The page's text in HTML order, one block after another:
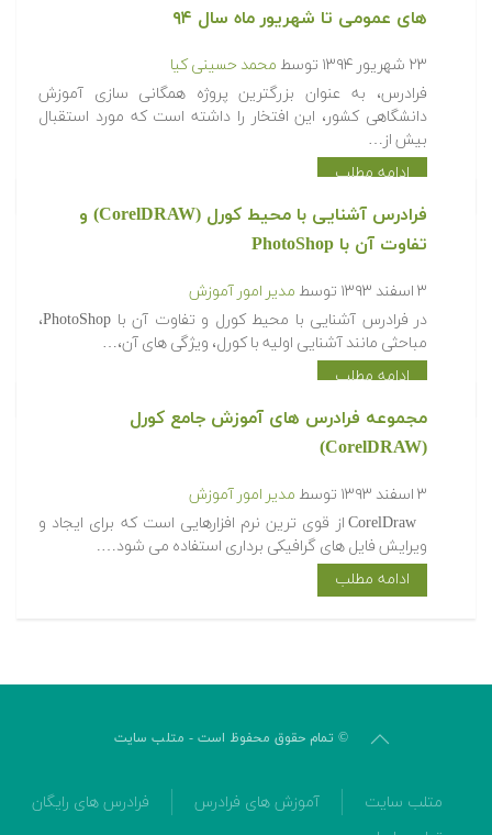
های عمومی تا شهریور ماه سال ۹۴
۲۳ شهریور ۱۳۹۴ توسط محمد حسینی کیا
فرادرس، به عنوان بزرگترین پروژه همگانی سازی آموزش
دانشگاهی کشور، این افتخار را داشته است که مورد استقبال
بیش از…
ادامه مطلب
فرادرس آشنایی با محیط کورل (CorelDRAW) و
تفاوت آن با PhotoShop
۳ اسفند ۱۳۹۳ توسط مدیر امور آموزش
در فرادرس آشنایی با محیط کورل و تفاوت آن با PhotoShop،
مباحثی مانند آشنایی اولیه با کورل، ویژگی های آن،…
ادامه مطلب
مجموعه فرادرس های آموزش جامع کورل
(CorelDRAW)
۳ اسفند ۱۳۹۳ توسط مدیر امور آموزش
CorelDraw از قوی ترین نرم افزارهایی است که برای ایجاد و
ویرایش فایل های گرافیکی برداری استفاده می شود….
ادامه مطلب
© تمام حقوق محفوظ است - متلب سایت
متلب سایت آموزش های فرادرس
فرادرس های رایگان